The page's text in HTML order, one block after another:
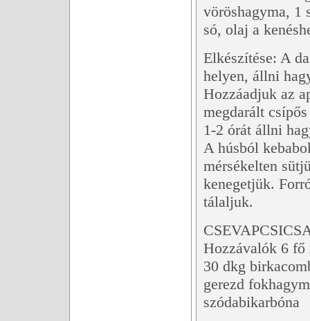
vöröshagyma, 1
só, olaj a
Elkészítése: A
helyen, állni
Hozzáadjuk az
megdarált
1-2 órát állni
A húsból
mérsékelten
kenegetjük.
tálaljuk.
Hozzávalók 6 fő
30 dkg
gerezd
szódabikarbóna